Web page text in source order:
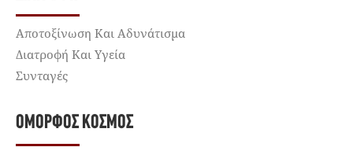
Αποτοξίνωση Και Αδυνάτισμα
Διατροφή Και Υγεία
Συνταγές
ΌΜΟΡΦΟΣ ΚΌΣΜΟΣ